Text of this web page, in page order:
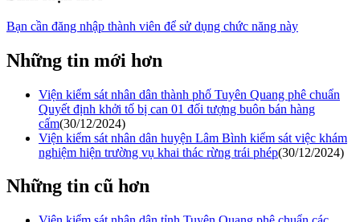
Bạn cần đăng nhập thành viên để sử dụng chức năng này
Những tin mới hơn
Viện kiểm sát nhân dân thành phố Tuyên Quang phê chuẩn
Quyết định khởi tố bị can 01 đối tượng buôn bán hàng
cấm(30/12/2024)
Viện kiểm sát nhân dân huyện Lâm Bình kiểm sát việc khám
nghiệm hiện trường vụ khai thác rừng trái phép(30/12/2024)
Những tin cũ hơn